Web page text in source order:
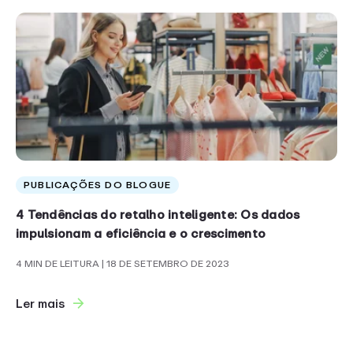
PUBLICAÇÕES DO BLOGUE
4 Tendências do retalho inteligente: Os dados
impulsionam a eficiência e o crescimento
4 MIN DE LEITURA| 18 DE SETEMBRO DE 2023
Ler mais